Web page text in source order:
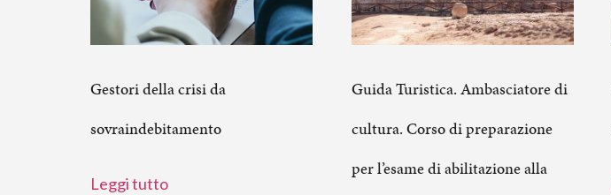
Gestori della crisi da
sovraindebitamento
Leggi tutto
Guida Turistica. Ambasciatore di
cultura. Corso di preparazione
per l’esame di abilitazione alla